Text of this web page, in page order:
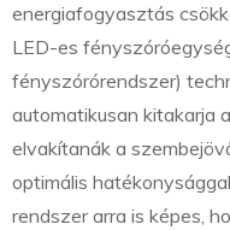
energiafogyasztás
LED-es
fényszórórendszer)
automatikusan kitakarja
elvakítanák a
optimális
rendszer arra is képes,